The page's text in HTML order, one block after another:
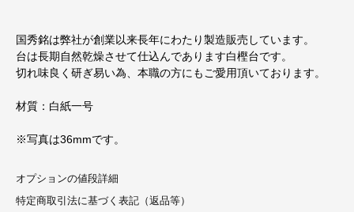
国秀銘は弊社が創業以来長年にわたり製造販売しています。
台は長期自然乾燥させて仕込んであります白樫台です。
切れ味良く研ぎ易い為、本職の方にもご愛用頂いております。
材質：白紙一号
※写真は36mmです。
オプションの値段詳細
特定商取引法に基づく表記（返品等）